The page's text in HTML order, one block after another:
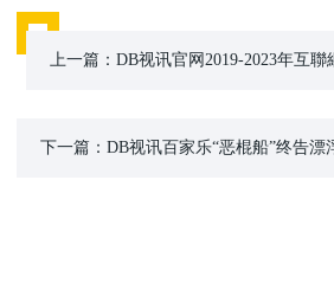
上一篇：DB视讯官网2019-2023年互聯網+生果加工行
下一篇：DB视讯百家乐“恶棍船”终告漂浮，驯良礁停顿事务提醒菲共